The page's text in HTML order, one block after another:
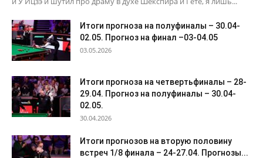
Итоги прогноза на полуфиналы – 30.04-
02.05. Прогноз на финал –03-04.05
03.05.2026
Итоги прогноза на четвертьфиналы – 28-
29.04. Прогноз на полуфиналы – 30.04-
02.05.
30.04.2026
Итоги прогнозов на вторую половину
встреч 1/8 финала – 24-27.04. Прогнозы...